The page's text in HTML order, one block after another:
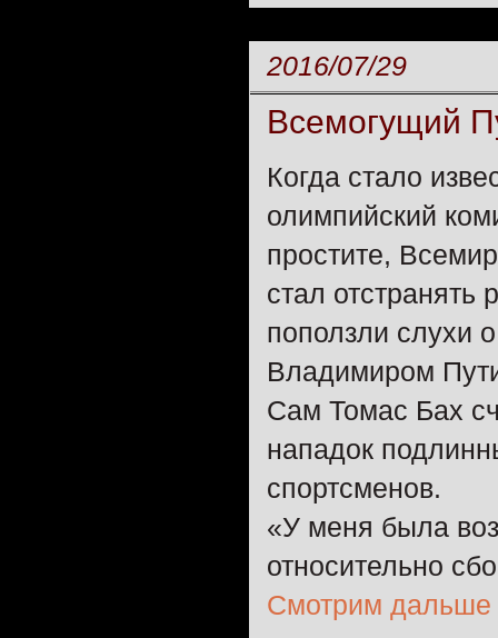
2016/07/29
Всемогущий
Когда стало
олимпийский
простите,
стал
поползли слухи
Владимиром
Сам Томас Бах
нападок
спортсменов.
«У меня была
относительно
Смотрим